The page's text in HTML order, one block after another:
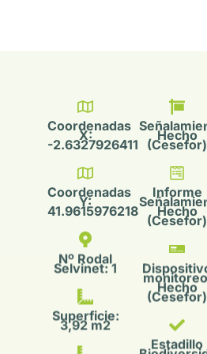
-2.6327926411
Coordenadas
41.9615976218
Nº Rodal
Selvinet: 1
Superficie:
3,92 m2
Sup.
Señalamiento:
3 m2
(Cesefor)
Informe
Hecho
(Cesefor)
Dispositivo
monitoreo:
(Cesefor)
Estadillo
Hecho
(Cesefor)